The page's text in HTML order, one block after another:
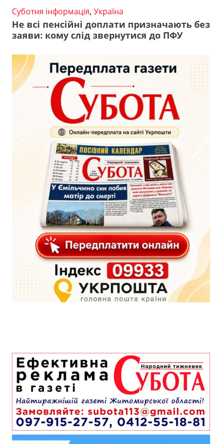
Суботня інформація, Україна
Не всі пенсійні доплати призначають без
заяви: кому слід звернутися до ПФУ